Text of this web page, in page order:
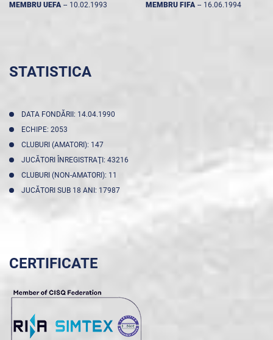
MEMBRU UEFA -- 10.02.1993 MEMBRU FIFA -- 16.06.1994
STATISTICA
DATA FONDĂRII: 14.04.1990
ECHIPE: 2053
CLUBURI (AMATORI): 147
JUCĂTORI ÎNREGISTRAŢI: 43216
CLUBURI (NON-AMATORI): 11
JUCĂTORI SUB 18 ANI: 17987
CERTIFICATE